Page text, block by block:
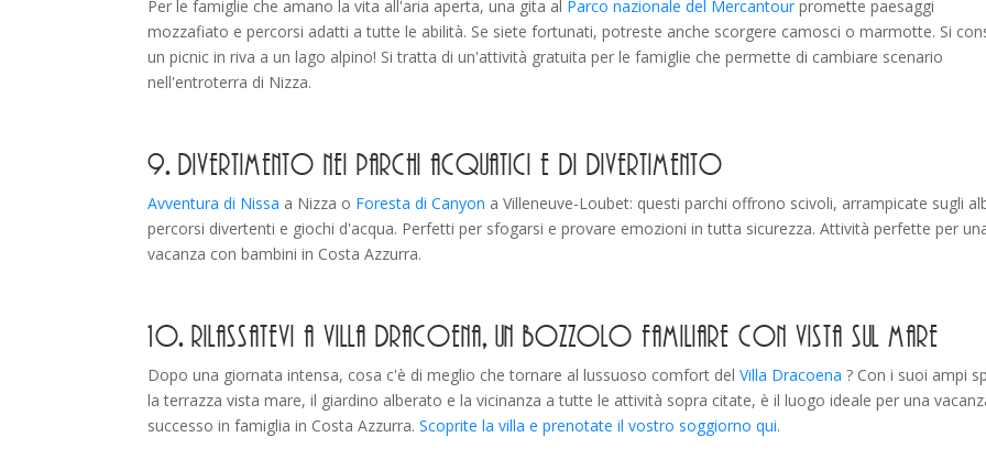
Per le famiglie che amano la vita all'aria aperta, una gita al Parco nazionale del Mercantour promette paesaggi
mozzafiato e percorsi adatti a tutte le abilità. Se siete fortunati, potreste anche scorgere camosci o marmotte. Si
un picnic in riva a un lago alpino! Si tratta di un'attività gratuita per le famiglie che permette di cambiare scenario
nell'entroterra di Nizza.
9. Divertimento nei parchi acquatici e di divertimento
Avventura di Nissa a Nizza o Foresta di Canyon a Villeneuve-Loubet: questi parchi offrono scivoli, arrampicate sugli
percorsi divertenti e giochi d'acqua. Perfetti per sfogarsi e provare emozioni in tutta sicurezza. Attività perfette per
vacanza con bambini in Costa Azzurra.
10. Rilassatevi a Villa Dracoena, un bozzolo familiare con vista sul mare
Dopo una giornata intensa, cosa c'è di meglio che tornare al lussuoso comfort delVilla Dracoena ? Con i suoi ampi
la terrazza vista mare, il giardino alberato e la vicinanza a tutte le attività sopra citate, è il luogo ideale per una
successo in famiglia in Costa Azzurra.Scoprite la villa e prenotate il vostro soggiorno qui.